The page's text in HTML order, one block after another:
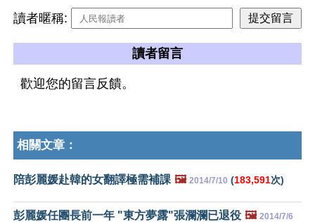
讀者暱稱:
讀者留言
歡迎您的留言反饋。
相關文章：
陪彭麗媛赴韓的女翻譯極需補課 🖼️ 2014/7/10 (183,591次)
彭麗媛任團長前一年 "東方夢露"張瀾瀾已退役 🖼️ 2014/7/6